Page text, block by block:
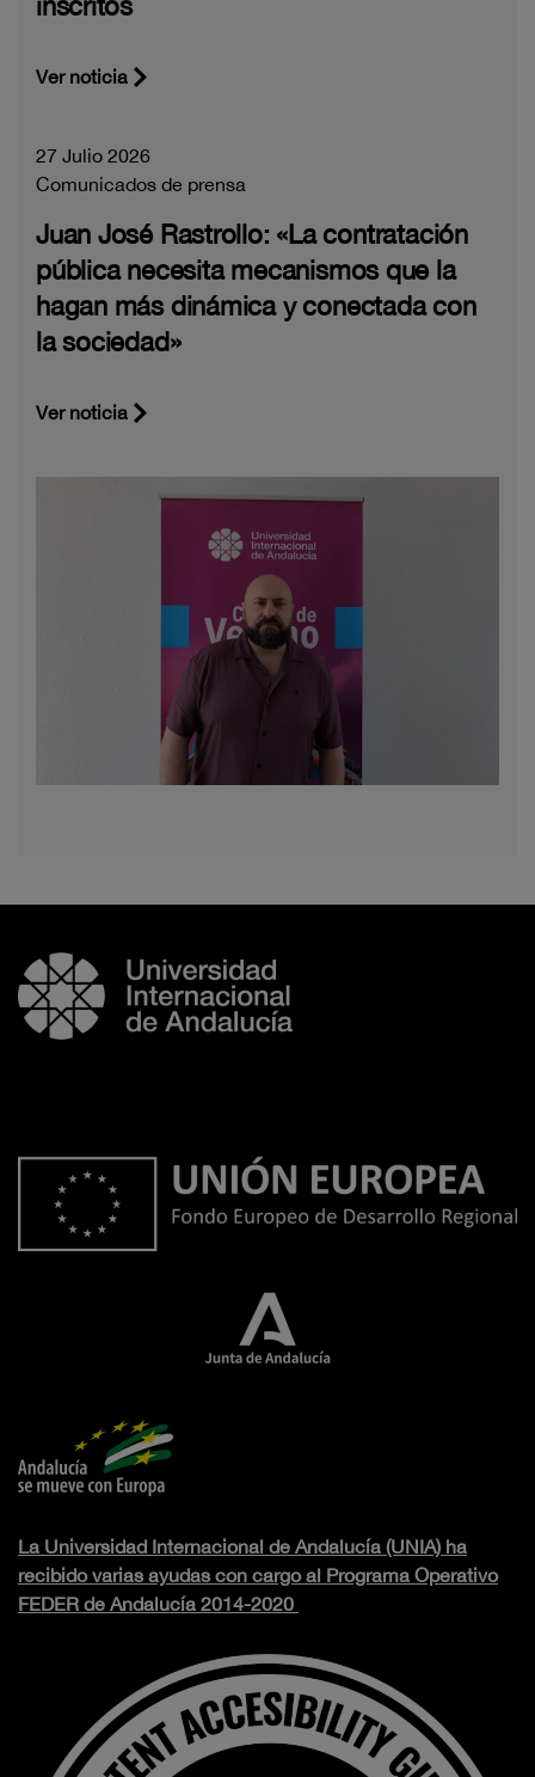
Ver noticia
27 Julio 2026
Comunicados de prensa
Juan José Rastrollo: «La contratación
pública necesita mecanismos que la
hagan más dinámica y conectada con
la sociedad»
Ver noticia
La Universidad Internacional de Andalucía (UNIA) ha
recibido varias ayudas con cargo al Programa Operativo
FEDER de Andalucía 2014-2020